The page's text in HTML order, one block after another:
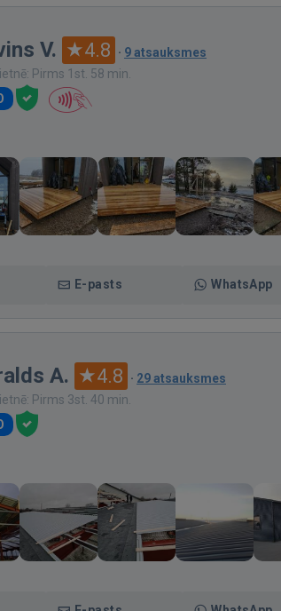
V. 4.8 · 9 atsauksmes
Pirms 1st. 58 min.
E-pasts WhatsApp
A. 4.8 · 29 atsauksmes
Pirms 3st. 40 min.